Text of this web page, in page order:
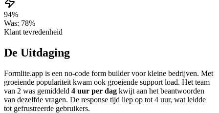
94%
Was: 78%
Klant tevredenheid
De Uitdaging
Formlite.app is een no-code form builder voor kleine bedrijven. Met
groeiende populariteit kwam ook groeiende support load. Het team
van 2 was gemiddeld 4 uur per dag kwijt aan het beantwoorden
van dezelfde vragen. De response tijd liep op tot 4 uur, wat leidde
tot gefrustreerde gebruikers.